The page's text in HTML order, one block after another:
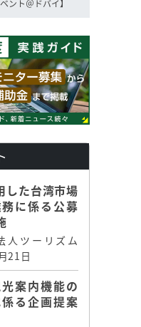
ント＠ドバイ】
した台湾市場
に係る公募
人ツーリズム
21日
案内機能の
る企画提案